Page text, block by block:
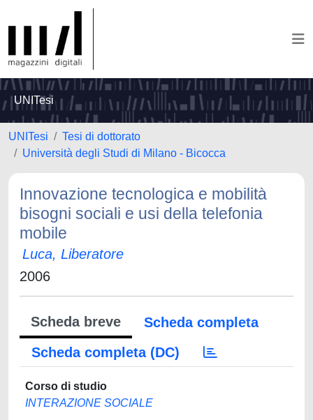
UNITesi
UNITesi
Tesi di dottorato
Università degli Studi di Milano - Bicocca
Innovazione tecnologica e mobilità
bisogni sociali e usi della telefonia
mobile
Luca, Liberatore
2006
Scheda breve
Scheda completa
Scheda completa (DC)
Corso di studio
INTERAZIONE SOCIALE